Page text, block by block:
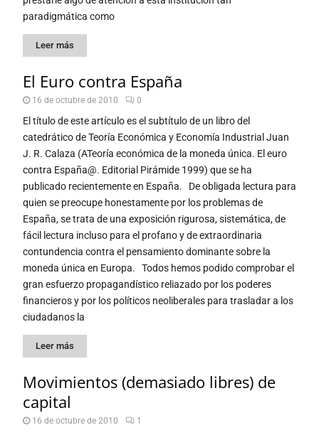
paradigmática como
Leer más
El Euro contra España
16 de octubre de 2010 0
El título de este artículo es el subtítulo de un libro del
catedrático de Teoría Económica y Economía Industrial Juan
J. R. Calaza (ATeoría económica de la moneda única. El euro
contra España@. Editorial Pirámide 1999) que se ha
publicado recientemente en España. De obligada lectura para
quien se preocupe honestamente por los problemas de
España, se trata de una exposición rigurosa, sistemática, de
fácil lectura incluso para el profano y de extraordinaria
contundencia contra el pensamiento dominante sobre la
moneda única en Europa. Todos hemos podido comprobar el
gran esfuerzo propagandístico reliazado por los poderes
financieros y por los políticos neoliberales para trasladar a los
ciudadanos la
Leer más
Movimientos (demasiado libres) de
capital
16 de octubre de 2010 1